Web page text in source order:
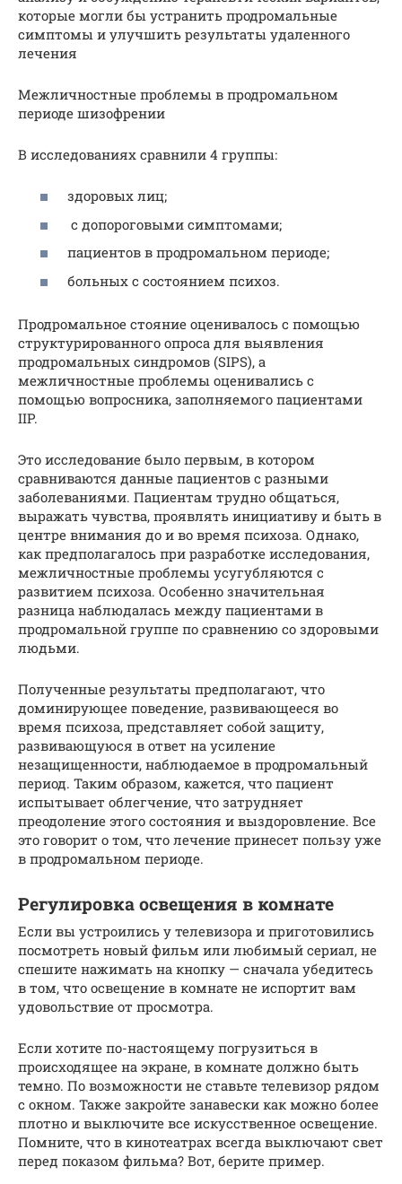
которые могли бы устранить продромальные
симптомы и улучшить результаты удаленного
лечения
Межличностные проблемы в продромальном
периоде шизофрении
В исследованиях сравнили 4 группы:
здоровых лиц;
с допороговыми симптомами;
пациентов в продромальном периоде;
больных с состоянием психоз.
Продромальное стояние оценивалось с помощью
структурированного опроса для выявления
продромальных синдромов (SIPS), а
межличностные проблемы оценивались с
помощью вопросника, заполняемого пациентами
IIP.
Это исследование было первым, в котором
сравниваются данные пациентов с разными
заболеваниями. Пациентам трудно общаться,
выражать чувства, проявлять инициативу и быть в
центре внимания до и во время психоза. Однако,
как предполагалось при разработке исследования,
межличностные проблемы усугубляются с
развитием психоза. Особенно значительная
разница наблюдалась между пациентами в
продромальной группе по сравнению со здоровыми
людьми.
Полученные результаты предполагают, что
доминирующее поведение, развивающееся во
время психоза, представляет собой защиту,
развивающуюся в ответ на усиление
незащищенности, наблюдаемое в продромальный
период. Таким образом, кажется, что пациент
испытывает облегчение, что затрудняет
преодоление этого состояния и выздоровление. Все
это говорит о том, что лечение принесет пользу уже
в продромальном периоде.
Регулировка освещения в комнате
Если вы устроились у телевизора и приготовились
посмотреть новый фильм или любимый сериал, не
спешите нажимать на кнопку — сначала убедитесь
в том, что освещение в комнате не испортит вам
удовольствие от просмотра.
Если хотите по-настоящему погрузиться в
происходящее на экране, в комнате должно быть
темно. По возможности не ставьте телевизор рядом
с окном. Также закройте занавески как можно более
плотно и выключите все искусственное освещение.
Помните, что в кинотеатрах всегда выключают свет
перед показом фильма? Вот, берите пример.